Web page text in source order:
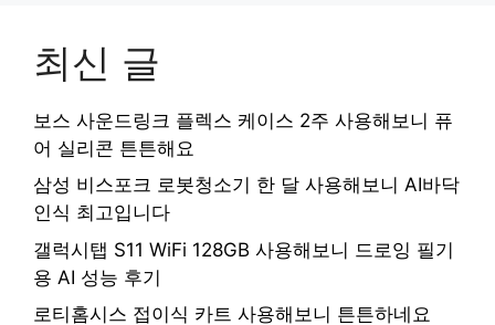
최신 글
보스 사운드링크 플렉스 케이스 2주 사용해보니 퓨
어 실리콘 튼튼해요
삼성 비스포크 로봇청소기 한 달 사용해보니 AI바닥
인식 최고입니다
갤럭시탭 S11 WiFi 128GB 사용해보니 드로잉 필기
용 AI 성능 후기
로티홈시스 접이식 카트 사용해보니 튼튼하네요